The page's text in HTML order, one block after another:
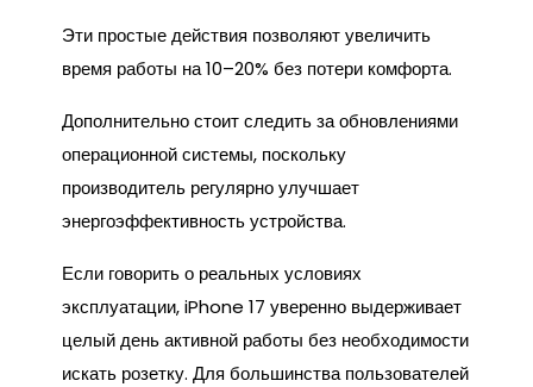
Эти простые действия позволяют увеличить
время работы на 10–20% без потери комфорта.
Дополнительно стоит следить за обновлениями
операционной системы, поскольку
производитель регулярно улучшает
энергоэффективность устройства.
Если говорить о реальных условиях
эксплуатации, iPhone 17 уверенно выдерживает
целый день активной работы без необходимости
искать розетку. Для большинства пользователей